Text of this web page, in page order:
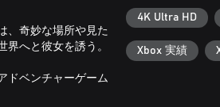
、奇妙な場所や見た
へと彼女を誘う。
ドベンチャーゲーム
4K Ultra HD
Xbox 実績